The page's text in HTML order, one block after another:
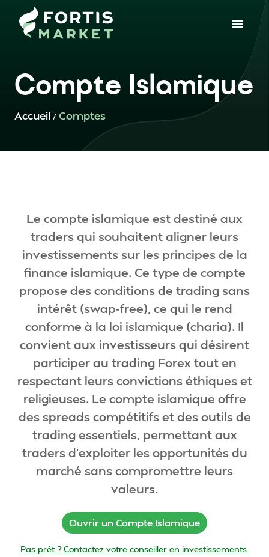
Compte Islamique
Accueil / Comptes
Le compte islamique est destiné aux
traders qui souhaitent aligner leurs
investissements sur les principes de la
finance islamique. Ce type de compte
propose des conditions de trading sans
intérêt (swap‑free), ce qui le rend
conforme à la loi islamique (charia). Il
convient aux investisseurs qui désirent
participer au trading Forex tout en
respectant leurs convictions éthiques et
religieuses. Le compte islamique offre
des spreads compétitifs et des outils de
trading essentiels, permettant aux
traders d'exploiter les opportunités du
marché sans compromettre leurs
valeurs.
Ouvrir un Compte Islamique
Pas prêt ? Contactez votre conseiller en investissements.